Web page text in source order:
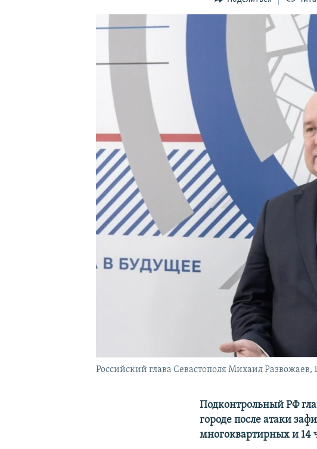
УКРАИНСКАЯ ПРОБЛЕМА КРЫМА
Российский глава Севастополя Михаил Развожаев,
Подконтрольный РФ
городе после атаки
многоквартирных и 14